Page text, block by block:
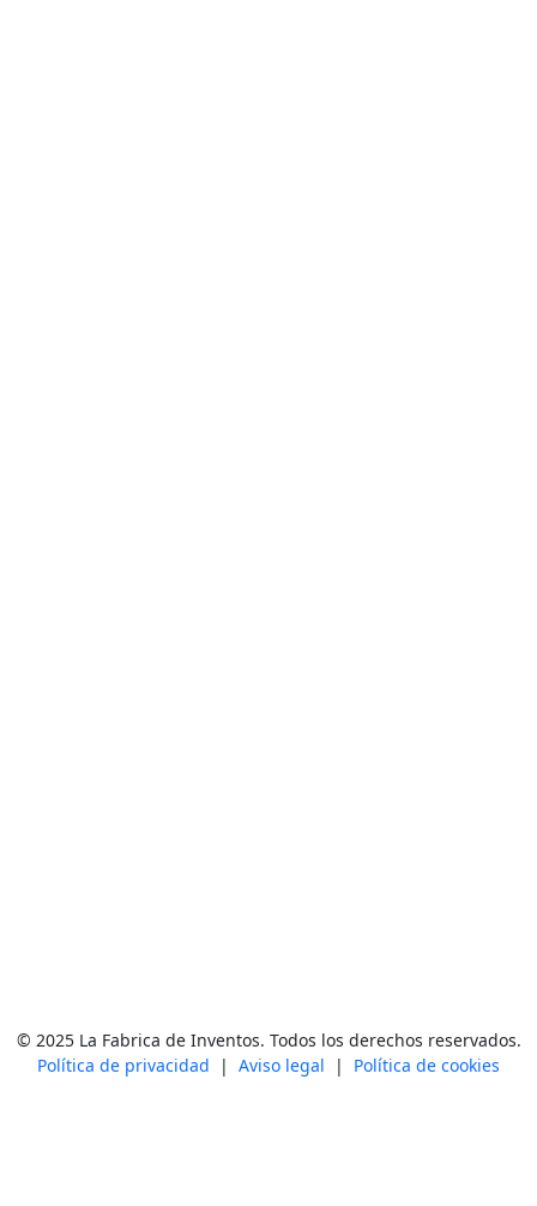
© 2025 La Fabrica de Inventos. Todos los derechos reservados.
Política de privacidad
| Aviso legal | Política de cookies